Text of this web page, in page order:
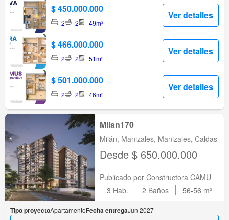
$ 450.000.000
2 2 49m²
Ver detalles
$ 466.000.000
2 2 51m²
Ver detalles
$ 501.000.000
2 2 46m²
Ver detalles
Milan170
Milán, Manizales, Manizales, Caldas
Desde $ 650.000.000
Publicado por Constructora CAMU
3 Hab. 2 Baños 56-56 m²
Tipo proyectoApartamentoFecha entregaJun 2027